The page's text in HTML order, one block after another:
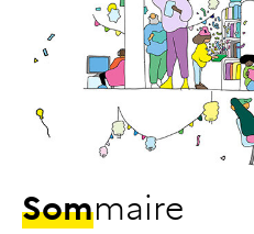
Sommaire